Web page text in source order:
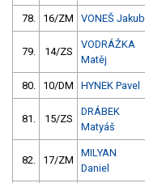
78. 16/ZM VONEŠ Jakub
79. 14/ZS
VODRÁŽKA
Matěj
80. 10/DM HYNEK Pavel
81. 15/ZS
DRÁBEK
Matyáš
82. 17/ZM
MILYAN
Daniel